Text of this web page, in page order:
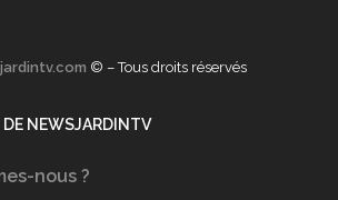
© – Tous droits réservés
DE NEWSJARDINTV
nous ?